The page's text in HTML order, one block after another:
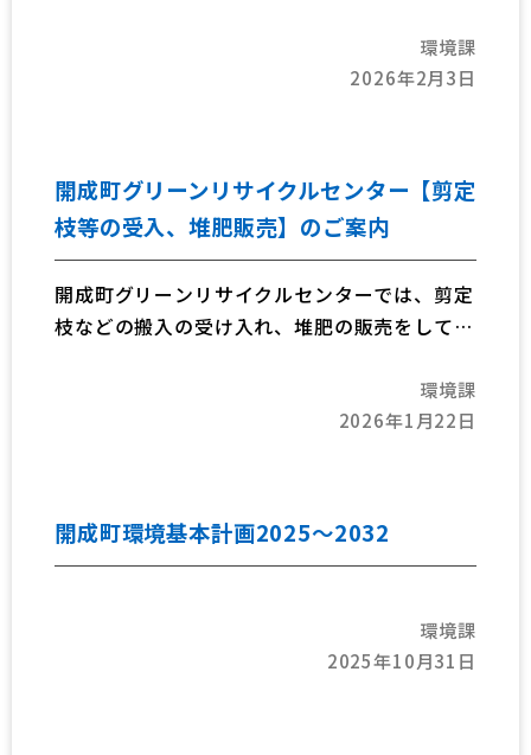
じており、飢餓に苦しむ人々に向けた世界の食
ていることになります。
大切な資源の有効活用や環境負荷への配慮か
ら、食品ロスを減らすことが必要です。
環境課
2026年2月3日
開成町グリーンリサイクルセンター【剪定
枝等の受入、堆肥販売】のご案内
開成町グリーンリサイクルセンターでは、剪定
枝などの搬入の受け入れ、堆肥の販売をしてい
環境課
2026年1月22日
開成町環境基本計画2025～2032
環境課
2025年10月31日